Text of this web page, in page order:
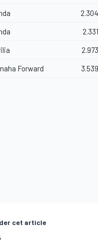
2.304
2.331
2.973
Forward 3.539
cet article